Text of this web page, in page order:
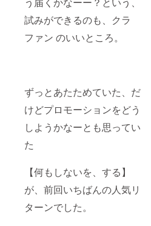
試みができるのも、クラ
ファン のいいところ。
ずっとあたためていた、だ
けどプロモーションをどう
しようかなーとも思ってい
た
【何もしないを、する】
が、前回いちばんの人気リ
ターンでした。